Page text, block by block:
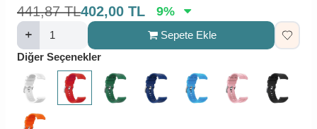
441,87 TL402,00 TL 9%
Sepete Ekle
Diğer Seçenekler